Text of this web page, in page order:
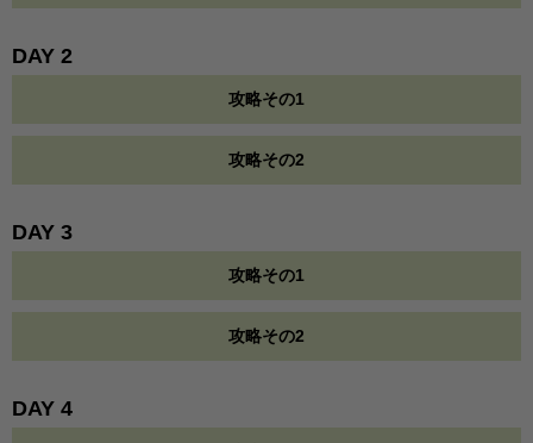
DAY 2
攻略その1
攻略その2
DAY 3
攻略その1
攻略その2
DAY 4